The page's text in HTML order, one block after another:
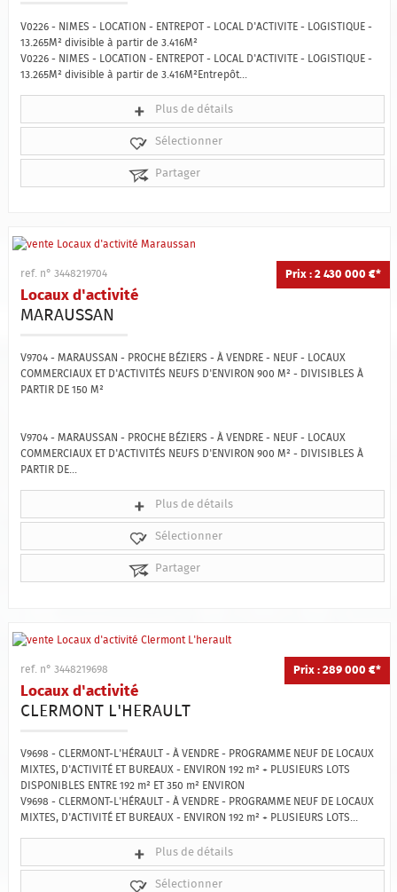
V0226 - NIMES - LOCATION - ENTREPOT - LOCAL D'ACTIVITE - LOGISTIQUE -
13.265M² divisible à partir de 3.416M²
V0226 - NIMES - LOCATION - ENTREPOT - LOCAL D'ACTIVITE - LOGISTIQUE -
13.265M² divisible à partir de 3.416M²Entrepôt...
Plus de détails
Sélectionner
Partager
Prix : 2 430 000 €*
ref. n° 3448219704
Locaux d'activité
MARAUSSAN
V9704 - MARAUSSAN - PROCHE BÉZIERS - À VENDRE - NEUF - LOCAUX
COMMERCIAUX ET D'ACTIVITÉS NEUFS D'ENVIRON 900 M² - DIVISIBLES À
PARTIR DE 150 M²
V9704 - MARAUSSAN - PROCHE BÉZIERS - À VENDRE - NEUF - LOCAUX
COMMERCIAUX ET D'ACTIVITÉS NEUFS D'ENVIRON 900 M² - DIVISIBLES À
PARTIR DE...
Plus de détails
Sélectionner
Partager
Prix : 289 000 €*
ref. n° 3448219698
Locaux d'activité
CLERMONT L'HERAULT
V9698 - CLERMONT-L'HÉRAULT - À VENDRE - PROGRAMME NEUF DE LOCAUX
MIXTES, D'ACTIVITÉ ET BUREAUX - ENVIRON 192 m² + PLUSIEURS LOTS
DISPONIBLES ENTRE 192 m² ET 350 m² ENVIRON
V9698 - CLERMONT-L'HÉRAULT - À VENDRE - PROGRAMME NEUF DE LOCAUX
MIXTES, D'ACTIVITÉ ET BUREAUX - ENVIRON 192 m² + PLUSIEURS LOTS...
Plus de détails
Sélectionner